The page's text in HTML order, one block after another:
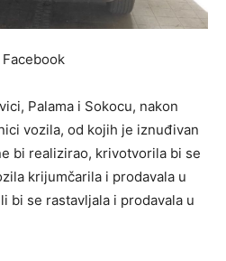
Facebook
Palama i Sokocu, nakon
vozila, od kojih je iznuđivan
bi realizirao, krivotvorila bi se
krijumčarila i prodavala u
bi se rastavljala i prodavala u